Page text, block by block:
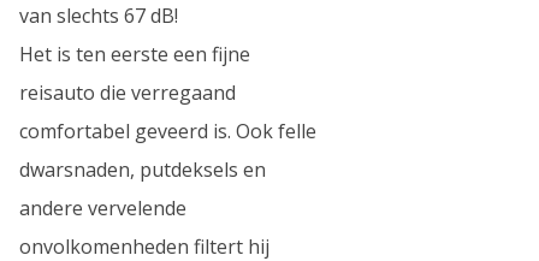
van slechts 67 dB!
Het is ten eerste een fijne
reisauto die verregaand
comfortabel geveerd is. Ook felle
dwarsnaden, putdeksels en
andere vervelende
onvolkomenheden filtert hij